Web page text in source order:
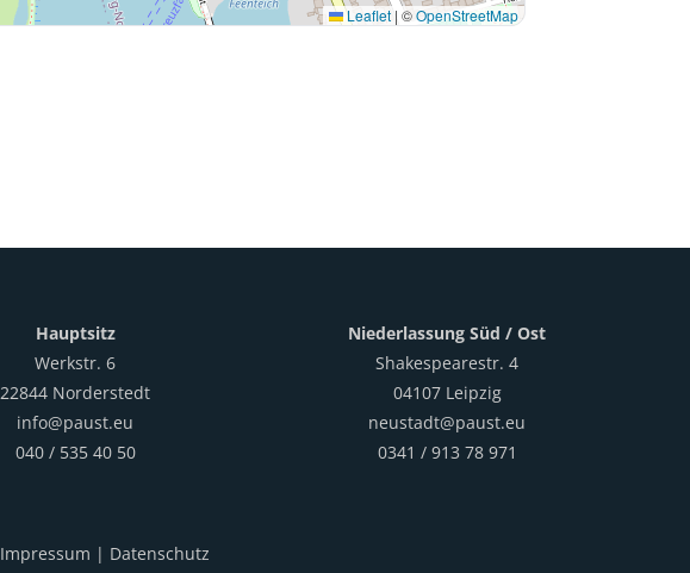
Leaflet | ©OpenStreetMap
Hauptsitz
Werkstr. 6
22844 Norderstedt
info@paust.eu
040 / 535 40 50
Niederlassung Süd / Ost
Shakespearestr. 4
04107 Leipzig
neustadt@paust.eu
0341 / 913 78 971
Impressum | Datenschutz